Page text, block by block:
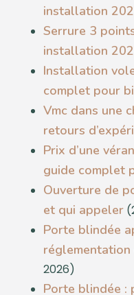
installation
Serrure 3
installation
Installation
complet pour
Vmc dans une
retours
Prix d’une
guide complet
Ouverture de
et qui appeler
Porte blindée
2026)
Porte blindée :